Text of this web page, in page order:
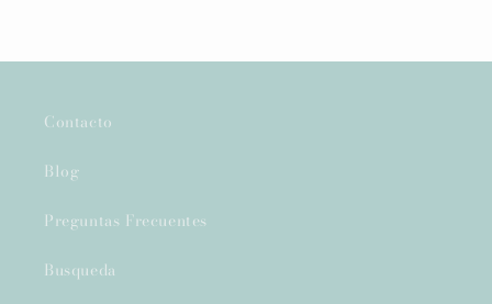
Contacto
Blog
Preguntas Frecuentes
Busqueda